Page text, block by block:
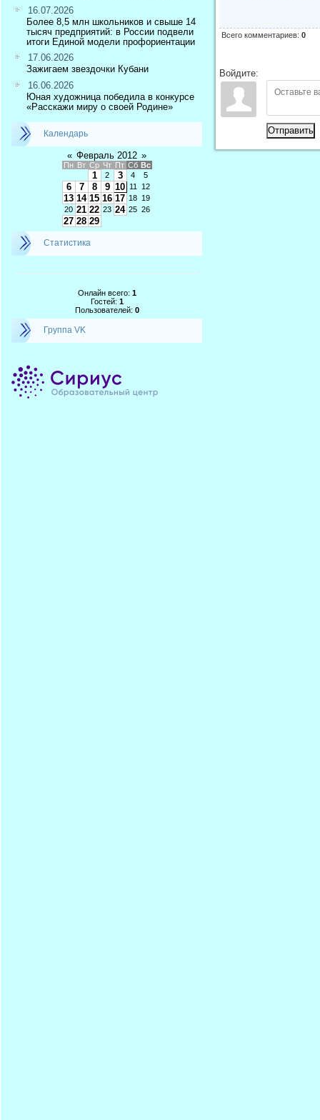
16.07.2026
Более 8,5 млн школьников и свыше 14
тысяч предприятий: в России подвели
итоги Единой модели профориентации
17.06.2026
Зажигаем звездочки Кубани
16.06.2026
Юная художница победила в конкурсе
«Расскажи миру о своей Родине»
Календарь
« Февраль 2012 »
Пн Вт Ср Чт Пт Сб Вс
1 2 3 4 5
6 7 8 9 10 11 12
13 14 15 16 17 18 19
20 21 22 23 24 25 26
27 28 29
Статистика
Онлайн всего: 1
Гостей: 1
Пользователей: 0
Группа VK
Всего комментариев: 0
Войдите:
Отправить